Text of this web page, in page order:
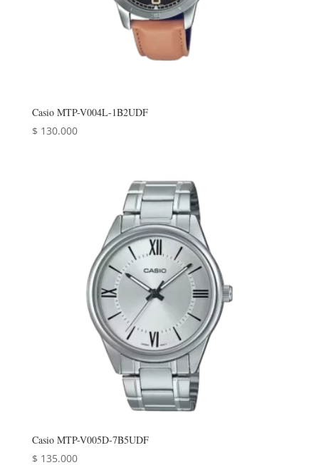
Casio MTP-V004L-1B2UDF
$ 130.000
Casio MTP-V005D-7B5UDF
$ 135.000